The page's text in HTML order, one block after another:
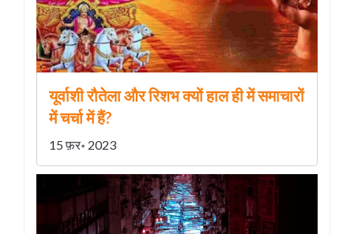
यूर्वाशी रौतेला और रिशभ क्यों हाल ही में समाचारों
में चर्चा में हैं?
15 फ़र॰ 2023